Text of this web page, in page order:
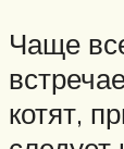
Чаще
котят,